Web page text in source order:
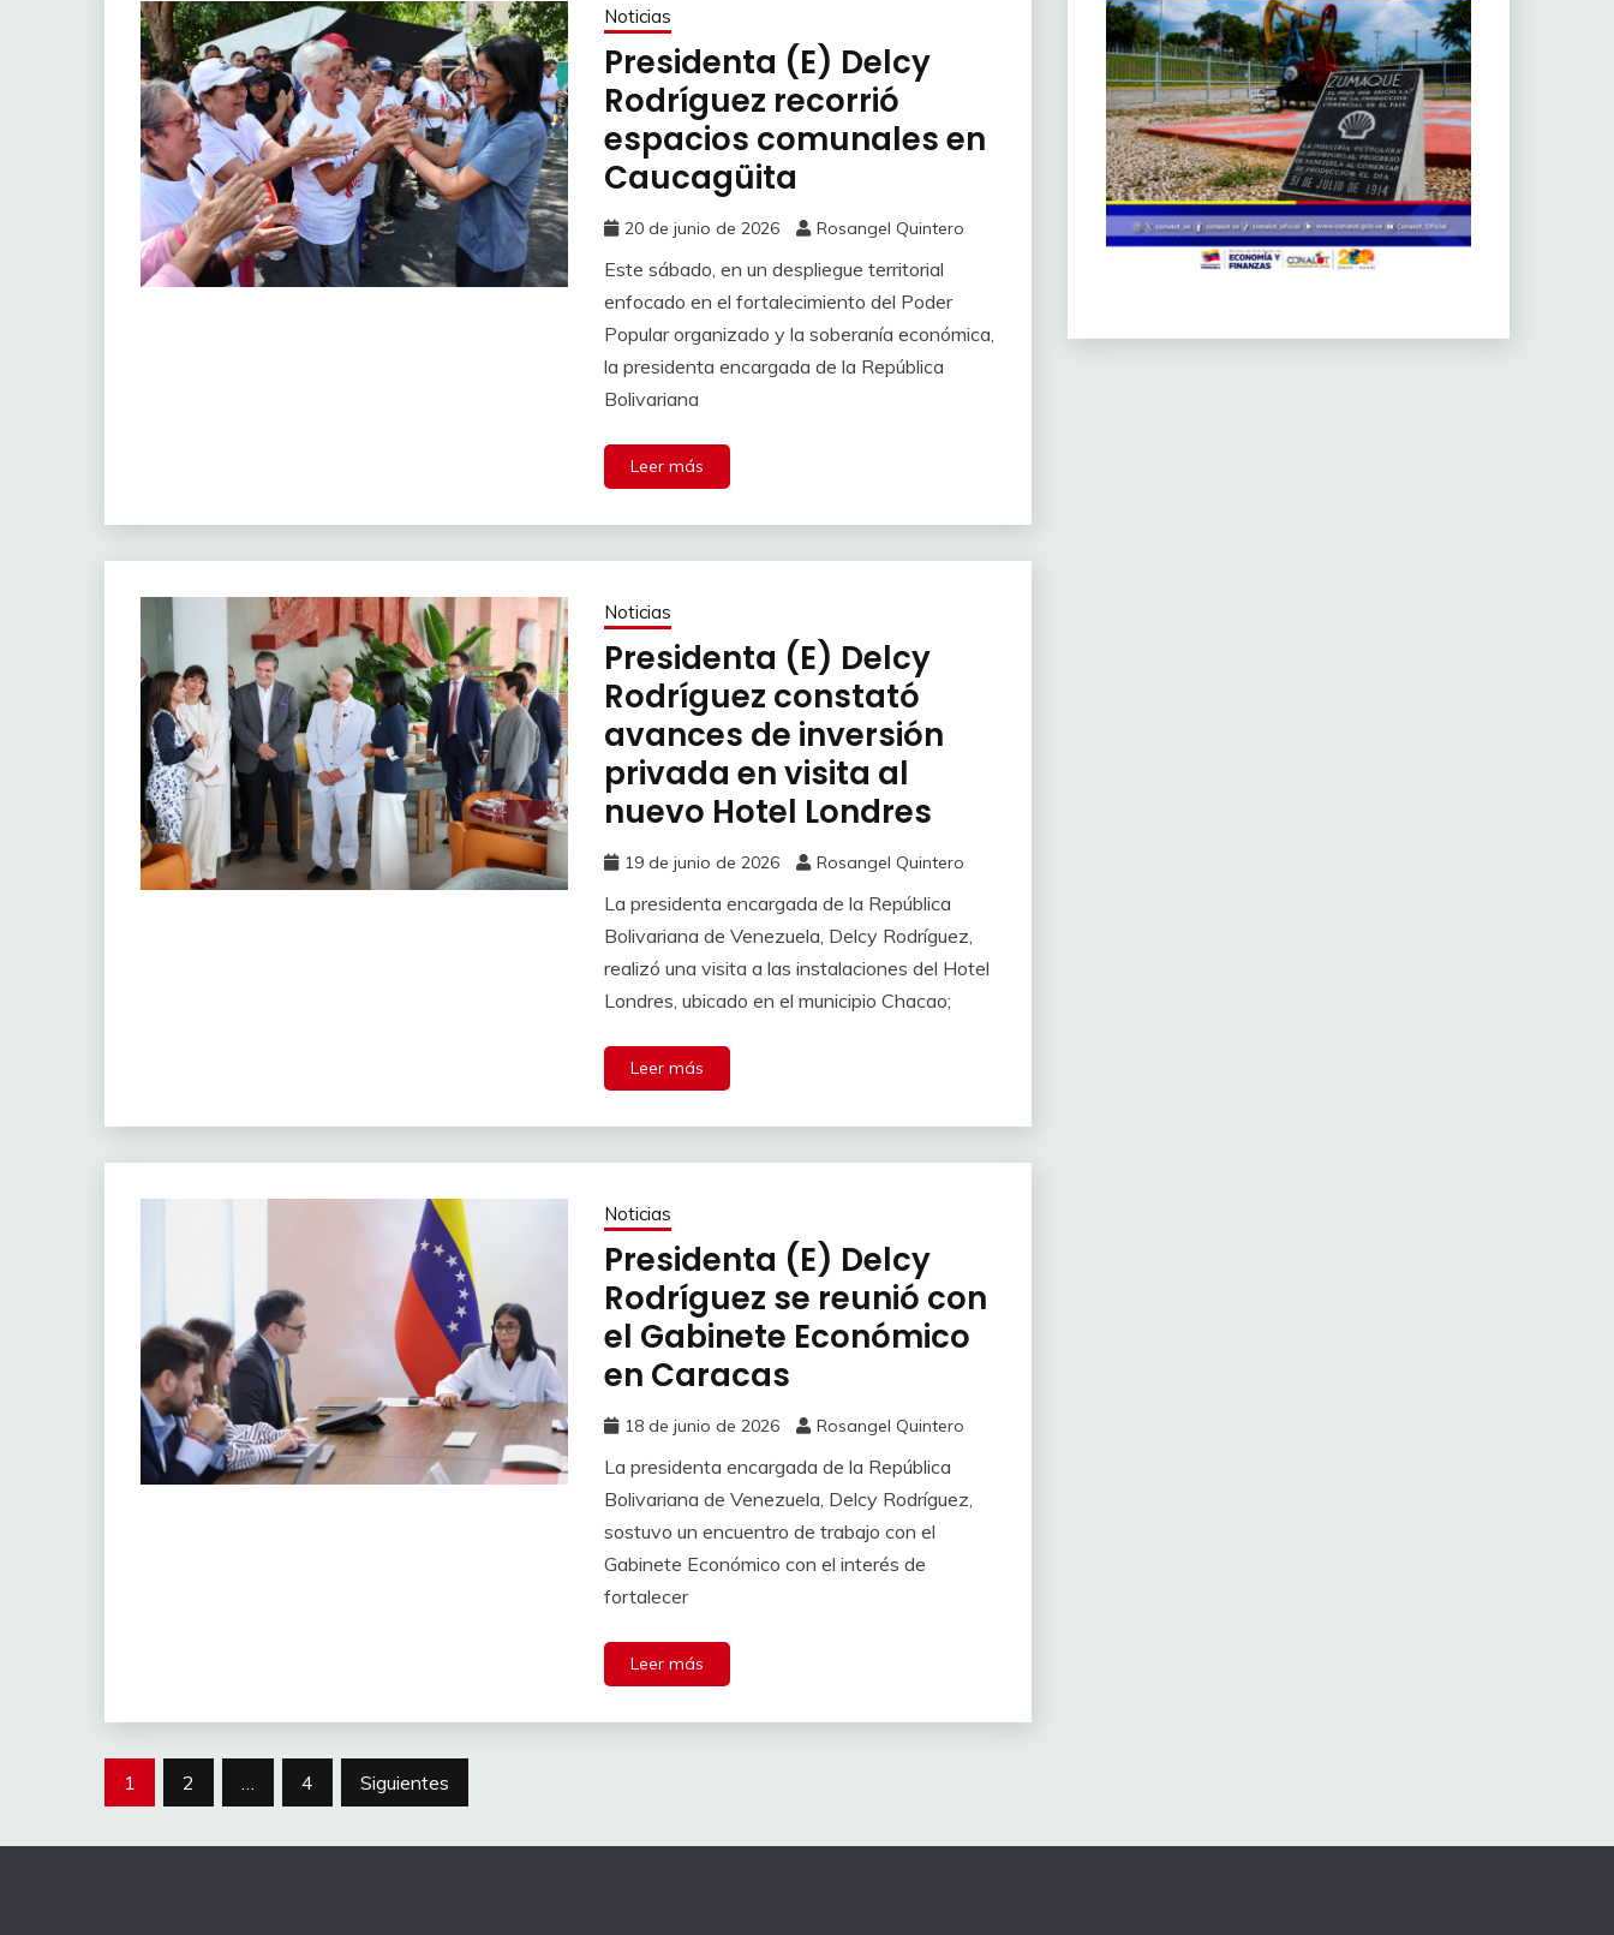
Noticias
Presidenta (E) Delcy
Rodríguez recorrió
espacios comunales en
Caucagüita
20 de junio de 2026 Rosangel Quintero
Este sábado, en un despliegue territorial
enfocado en el fortalecimiento del Poder
Popular organizado y la soberanía económica,
la presidenta encargada de la República
Bolivariana
Leer más
Noticias
Presidenta (E) Delcy
Rodríguez constató
avances de inversión
privada en visita al
nuevo Hotel Londres
19 de junio de 2026 Rosangel Quintero
La presidenta encargada de la República
Bolivariana de Venezuela, Delcy Rodríguez,
realizó una visita a las instalaciones del Hotel
Londres, ubicado en el municipio Chacao;
Leer más
Noticias
Presidenta (E) Delcy
Rodríguez se reunió con
el Gabinete Económico
en Caracas
18 de junio de 2026 Rosangel Quintero
La presidenta encargada de la República
Bolivariana de Venezuela, Delcy Rodríguez,
sostuvo un encuentro de trabajo con el
Gabinete Económico con el interés de
fortalecer
Leer más
1 2 … 4 Siguientes